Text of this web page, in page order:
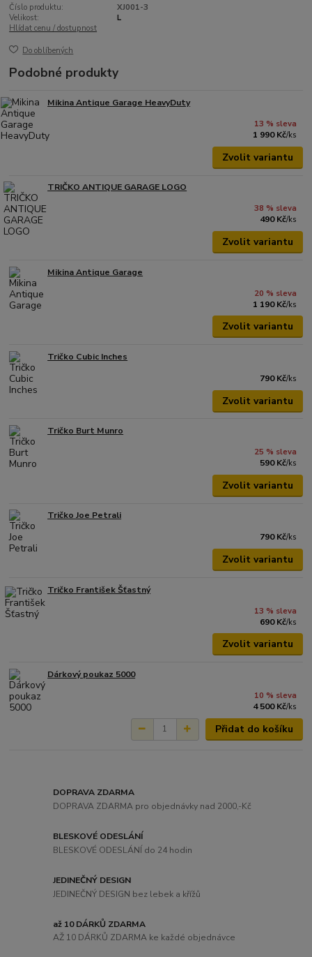
Číslo produktu:
XJ001-3
Velikost:
L
Hlídat cenu / dostupnost
Do oblíbených
Podobné produkty
Mikina Antique Garage HeavyDuty
13 % sleva
1 990 Kč/ks
Zvolit variantu
TRIČKO ANTIQUE GARAGE LOGO
38 % sleva
490 Kč/ks
Zvolit variantu
Mikina Antique Garage
20 % sleva
1 190 Kč/ks
Zvolit variantu
Tričko Cubic Inches
790 Kč/ks
Zvolit variantu
Tričko Burt Munro
25 % sleva
590 Kč/ks
Zvolit variantu
Tričko Joe Petrali
790 Kč/ks
Zvolit variantu
Tričko František Šťastný
13 % sleva
690 Kč/ks
Zvolit variantu
Dárkový poukaz 5000
10 % sleva
4 500 Kč/ks
Přidat do košíku
DOPRAVA ZDARMA
DOPRAVA ZDARMA pro objednávky nad 2000,-Kč
BLESKOVÉ ODESLÁNÍ
BLESKOVÉ ODESLÁNÍ do 24 hodin
JEDINEČNÝ DESIGN
JEDINEČNÝ DESIGN bez lebek a křížů
až 10 DÁRKŮ ZDARMA
AŽ 10 DÁRKŮ ZDARMA ke každé objednávce